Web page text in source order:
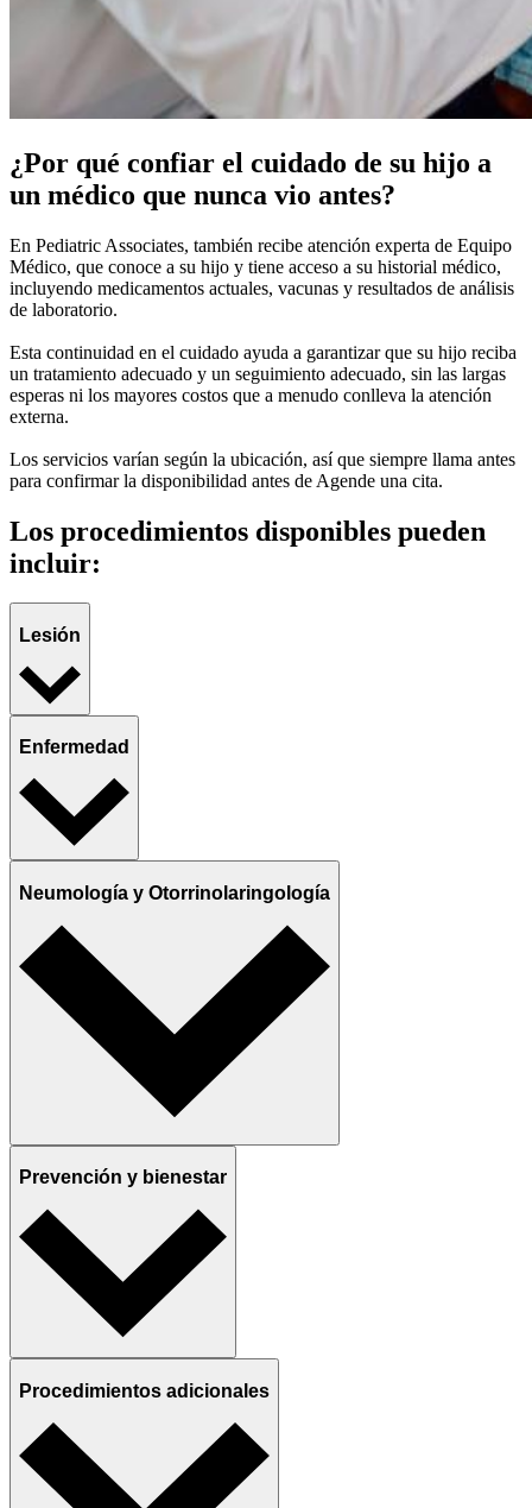
¿Por qué confiar el cuidado de su hijo a
un médico que nunca vio antes?
En Pediatric Associates, también recibe atención experta de Equipo
Médico, que conoce a su hijo y tiene acceso a su historial médico,
incluyendo medicamentos actuales, vacunas y resultados de análisis
de laboratorio.
Esta continuidad en el cuidado ayuda a garantizar que su hijo reciba
un tratamiento adecuado y un seguimiento adecuado, sin las largas
esperas ni los mayores costos que a menudo conlleva la atención
externa.
Los servicios varían según la ubicación, así que siempre llama antes
para confirmar la disponibilidad antes de Agende una cita.
Los procedimientos disponibles pueden
incluir:
Lesión
Enfermedad
Neumología y Otorrinolaringología
Prevención y bienestar
Procedimientos adicionales